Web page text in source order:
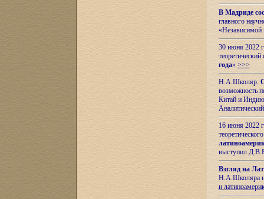
В Мадриде
главного
«Независимой
30 июня 2022
года» >>>
Н.А.Школяр.
возможность
Китай и
16 июня 2022
выступил
Взгляд на
Н.А.Школяра
и